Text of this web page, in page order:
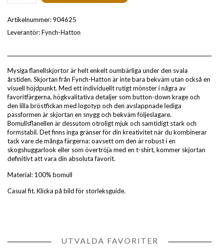
Artikelnummer:904625
Leverantör:Fynch-Hatton
Mysiga flanellskjortor är helt enkelt oumbärliga under den svala
årstiden. Skjortan från Fynch-Hatton är inte bara bekväm utan också en
visuell höjdpunkt. Med ett individuellt rutigt mönster i några av
favoritfärgerna, högkvalitativa detaljer som button-down krage och
den lilla bröstfickan med logotyp och den avslappnade lediga
passformen är skjortan en snygg och bekväm följeslagare.
Bomullsflanellen är dessutom otroligt mjuk och samtidigt stark och
formstabil. Det finns inga gränser för din kreativitet när du kombinerar
tack vare de många färgerna: oavsett om den är robust i en
skogshuggarlook eller som övertröja med en t-shirt, kommer skjortan
definitivt att vara din absoluta favorit.
Material: 100% bomull
Casual fit. Klicka på bild för storleksguide.
UTVALDA FAVORITER